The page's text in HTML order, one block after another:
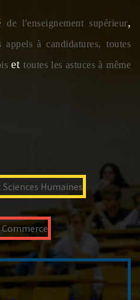
de l'enseignement supérieur,
appels à candidatures, toutes
ettoutes les astuces à même